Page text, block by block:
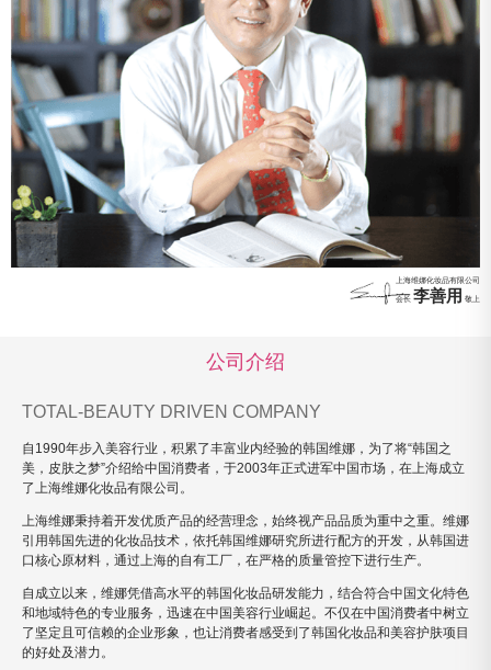
上海维娜化妆品有限公司
会长 李善用 敬上
公司介绍
TOTAL-BEAUTY DRIVEN COMPANY
自1990年步入美容行业，积累了丰富业内经验的韩国维娜，为了将“韩国之
美，皮肤之梦”介绍给中国消费者，于2003年正式进军中国市场，在上海成立
了上海维娜化妆品有限公司。
上海维娜秉持着开发优质产品的经营理念，始终视产品品质为重中之重。维娜
引用韩国先进的化妆品技术，依托韩国维娜研究所进行配方的开发，从韩国进
口核心原材料，通过上海的自有工厂，在严格的质量管控下进行生产。
自成立以来，维娜凭借高水平的韩国化妆品研发能力，结合符合中国文化特色
和地域特色的专业服务，迅速在中国美容行业崛起。不仅在中国消费者中树立
了坚定且可信赖的企业形象，也让消费者感受到了韩国化妆品和美容护肤项目
的好处及潜力。